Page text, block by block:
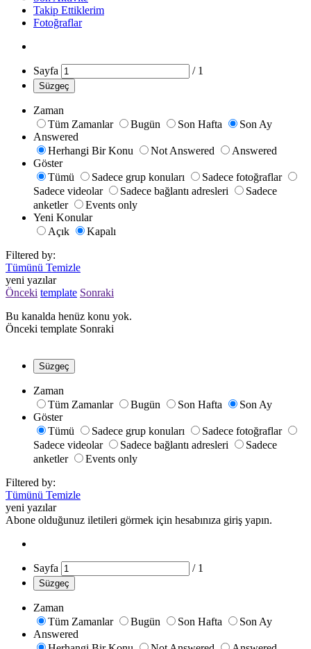
Takip Ettiklerim
Fotoğraflar
Sayfa / 1
Süzgeç
Zaman
Tüm Zamanlar
Bugün Son Hafta
Son Ay
Answered
Herhangi Bir Konu
Not Answered
Answered
Göster
Tümü
Sadece grup konuları
Sadece fotoğraflar
Sadece videolar
Sadece bağlantı adresleri
Sadece
anketler
Events only
Yeni Konular
Açık
Kapalı
Filtered by:
Tümünü Temizle
yeni yazılar
Önceki template Sonraki
Bu kanalda henüz konu yok.
Önceki template Sonraki
Süzgeç
Zaman
Tüm Zamanlar
Bugün Son Hafta
Son Ay
Göster
Tümü
Sadece grup konuları
Sadece fotoğraflar
Sadece videolar
Sadece bağlantı adresleri
Sadece
anketler
Events only
Filtered by:
Tümünü Temizle
yeni yazılar
Abone olduğunuz iletileri görmek için hesabınıza giriş yapın.
Sayfa / 1
Süzgeç
Zaman
Tüm Zamanlar
Bugün Son Hafta
Son Ay
Answered